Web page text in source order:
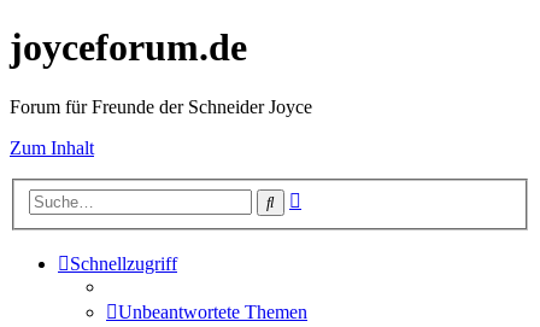
joyceforum.de
Forum für Freunde der Schneider Joyce
Zum Inhalt
Suche
Schnellzugriff
Unbeantwortete Themen